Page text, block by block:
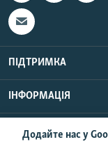
Додайте нас у
ПІДТРИМКА
ІНФОРМАЦІЯ
©
UTC+3